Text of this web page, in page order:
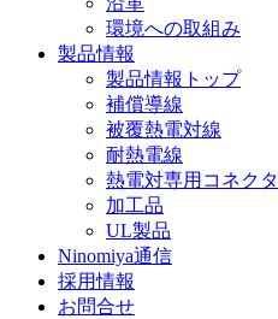
環境への取組み
製品情報
製品情報トップ
補償導線
被覆熱電対線
耐熱電線
熱電対専用コネクタ
加工品
UL製品
Ninomiya通信
採用情報
お問合せ